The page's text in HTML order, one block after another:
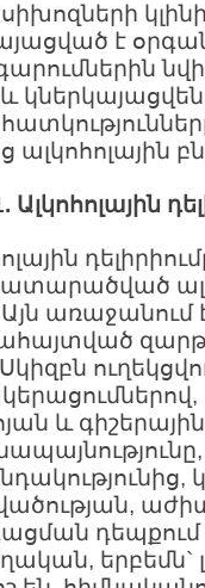
է
ալկոհոլային
Ալկոհոլային
Այն առաջանում
և
երբեմն`